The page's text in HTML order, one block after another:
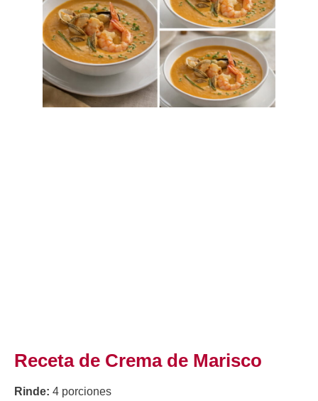
Receta de Crema de Marisco
Rinde: 4 porciones